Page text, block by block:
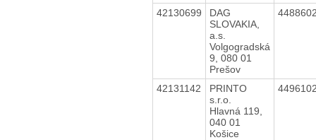
42130699
DAG
SLOVAKIA,
a.s.
Volgogradská
9, 080 01
Prešov
42131142
PRINTO
s.r.o.
Hlavná 119,
040 01
Košice